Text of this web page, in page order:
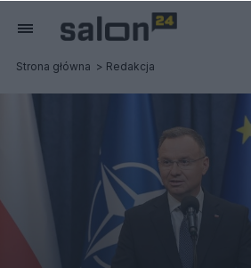
Strona główna Redakcja